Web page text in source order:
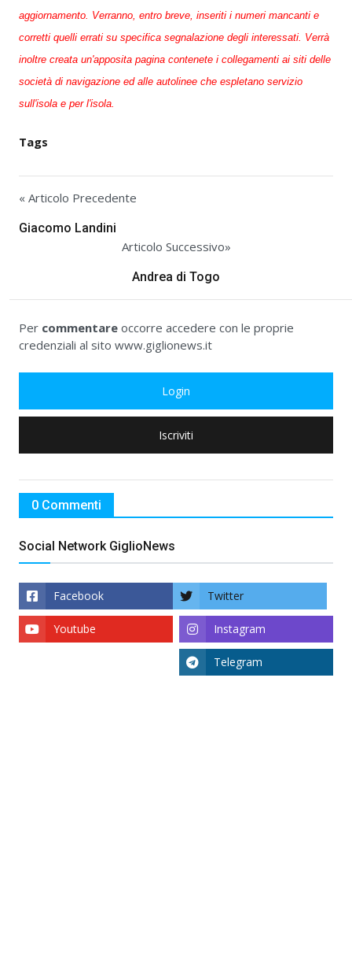
aggiornamento. Verranno, entro breve, inseriti i numeri mancanti e
corretti quelli errati su specifica segnalazione degli interessati. Verrà
inoltre creata un'apposita pagina contenete i collegamenti ai siti delle
società di navigazione ed alle autolinee che espletano servizio
sull'isola e per l'isola.
Tags
« Articolo Precedente
Giacomo Landini
Articolo Successivo»
Andrea di Togo
Per commentare occorre accedere con le proprie
credenziali al sito www.giglionews.it
Login
Iscriviti
0 Commenti
Social Network GiglioNews
Facebook Twitter
Instagram
Youtube
Telegram